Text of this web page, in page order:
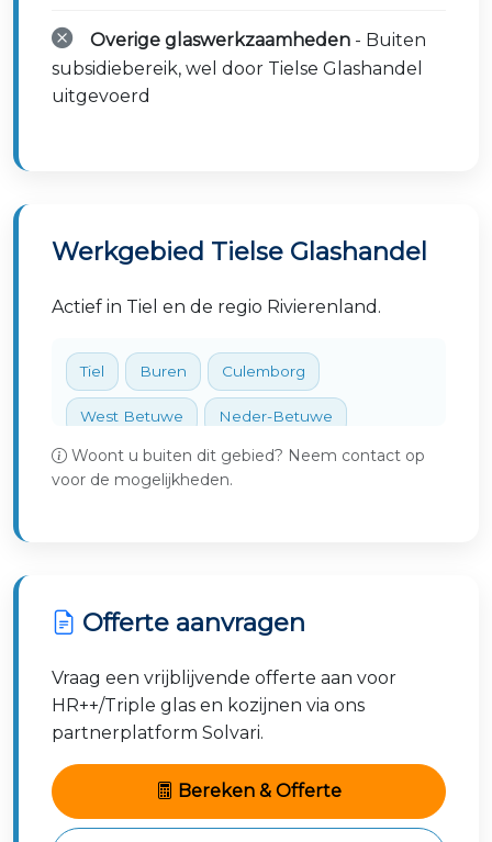
Overige glaswerkzaamheden - Buiten
subsidiebereik, wel door Tielse Glashandel
uitgevoerd
Werkgebied Tielse Glashandel
Actief in Tiel en de regio Rivierenland.
Tiel Buren Culemborg
West Betuwe Neder-Betuwe
Zaltbommel Maasdriel
Woont u buiten dit gebied? Neem contact op
voor de mogelijkheden.
Offerte aanvragen
Vraag een vrijblijvende offerte aan voor
HR++/Triple glas en kozijnen via ons
partnerplatform Solvari.
Bereken & Offerte